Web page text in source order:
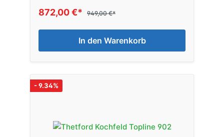
872,00 €* 949,00 €*
In den Warenkorb
- 9.34%